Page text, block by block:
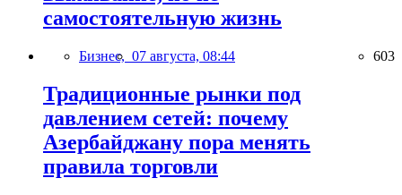
самостоятельную жизнь
Бизнес, 07 августа, 08:44 603
Традиционные рынки под
давлением сетей: почему
Азербайджану пора менять
правила торговли